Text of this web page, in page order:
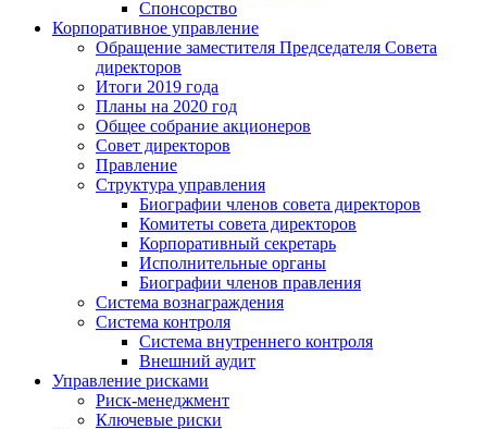
Спонсорство
Корпоративное управление
Обращение заместителя Председателя Совета
директоров
Итоги 2019 года
Планы на 2020 год
Общее собрание акционеров
Совет директоров
Правление
Структура управления
Биографии членов совета директоров
Комитеты совета директоров
Корпоративный секретарь
Исполнительные органы
Биографии членов правления
Система вознаграждения
Система контроля
Система внутреннего контроля
Внешний аудит
Управление рисками
Риск-менеджмент
Ключевые риски